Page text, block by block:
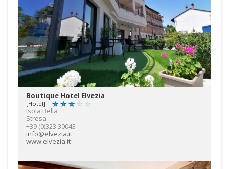
Boutique Hotel Elvezia
[Hotel]
Isola Bella
Stresa
+39 (0)323 30043
info@elvezia.it
www.elvezia.it